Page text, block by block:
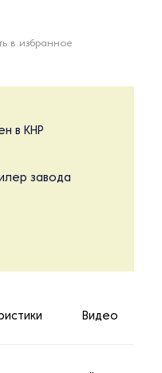
в избранное
в КНР
завода
Видео